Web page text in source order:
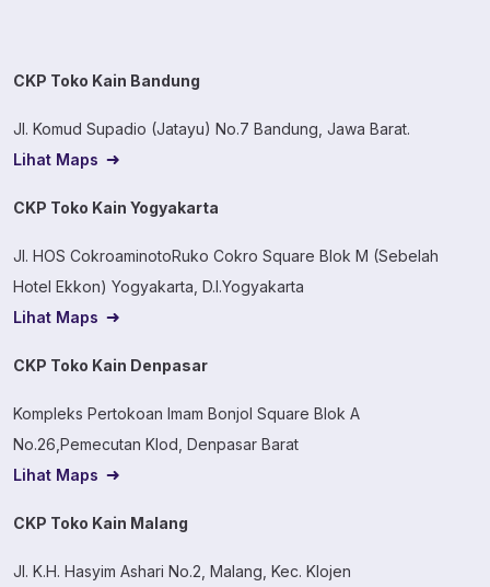
CKP Toko Kain Bandung
Jl. Komud Supadio (Jatayu) No.7 Bandung, Jawa Barat.
Lihat Maps
CKP Toko Kain Yogyakarta
Jl. HOS CokroaminotoRuko Cokro Square Blok M (Sebelah
Hotel Ekkon) Yogyakarta, D.I.Yogyakarta
Lihat Maps
CKP Toko Kain Denpasar
Kompleks Pertokoan Imam Bonjol Square Blok A
No.26,Pemecutan Klod, Denpasar Barat
Lihat Maps
CKP Toko Kain Malang
Jl. K.H. Hasyim Ashari No.2, Malang, Kec. Klojen